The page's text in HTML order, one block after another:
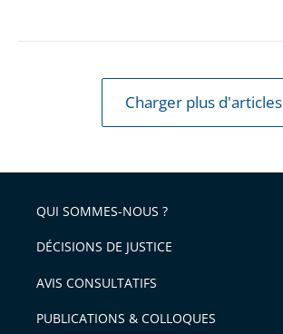
Charger plus d'articles
QUI SOMMES-NOUS ?
DÉCISIONS DE JUSTICE
AVIS CONSULTATIFS
PUBLICATIONS & COLLOQUES